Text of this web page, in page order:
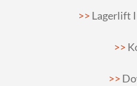
Lagerlift